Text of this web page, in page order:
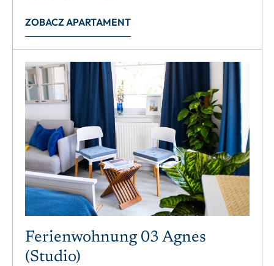
ZOBACZ APARTAMENT
Ferienwohnung 03 Agnes
(Studio)